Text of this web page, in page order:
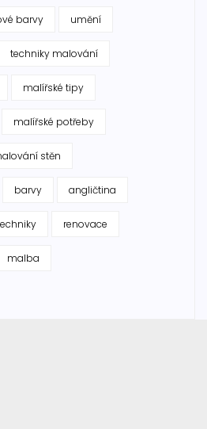
barvy umění
techniky malování
malířské tipy
malířské potřeby
stěn
barvy angličtina
renovace
malba